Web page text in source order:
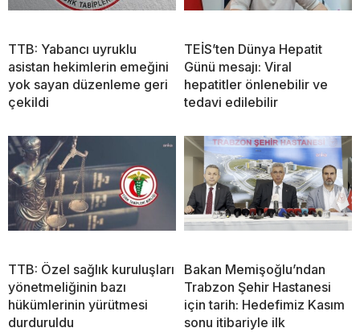
TTB: Yabancı uyruklu
asistan hekimlerin emeğini
yok sayan düzenleme geri
çekildi
TEİS’ten Dünya Hepatit
Günü mesajı: Viral
hepatitler önlenebilir ve
tedavi edilebilir
TTB: Özel sağlık kuruluşları
yönetmeliğinin bazı
hükümlerinin yürütmesi
durduruldu
Bakan Memişoğlu’ndan
Trabzon Şehir Hastanesi
için tarih: Hedefimiz Kasım
sonu itibariyle ilk